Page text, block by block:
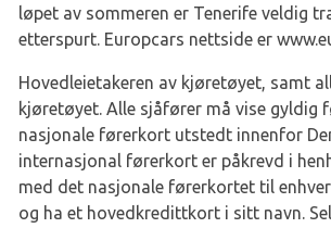
løpet av sommeren er Tenerife veldig
etterspurt. Europcars nettside er
Hovedleietakeren av kjøretøyet, samt
kjøretøyet. Alle sjåfører må vise
nasjonale førerkort utstedt innenfor
internasjonal førerkort er påkrevd i
med det nasjonale førerkortet til
og ha et hovedkredittkort i sitt navn.